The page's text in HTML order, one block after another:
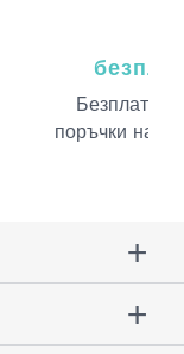
Безплатна
поръчки над